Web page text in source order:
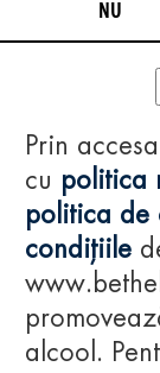
NU
Prin
cu politica
politica de
condițiile
alcool.